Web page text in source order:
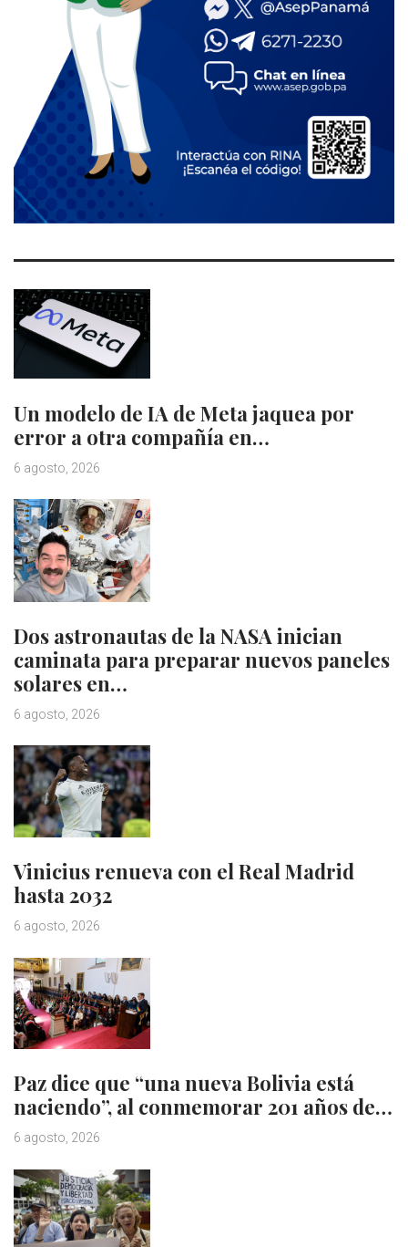
Un modelo de IA de Meta jaquea por
error a otra compañía en…
6 agosto, 2026
Dos astronautas de la NASA inician
caminata para preparar nuevos paneles
solares en…
6 agosto, 2026
Vinicius renueva con el Real Madrid
hasta 2032
6 agosto, 2026
Paz dice que “una nueva Bolivia está
naciendo”, al conmemorar 201 años de…
6 agosto, 2026